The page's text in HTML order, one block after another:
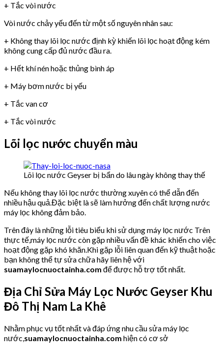
+ Tắc vòi nước
Vòi nước chảy yếu đến từ một số nguyên nhân sau:
+ Không thay lõi lọc nước định kỳ khiến lõi lọc hoạt động kém
không cung cấp đủ nước đầu ra.
+ Hết khí nén hoặc thủng bình áp
+ Máy bơm nước bị yếu
+ Tắc van cơ
+ Tắc vòi nước
Lõi lọc nước chuyển màu
Lõi lọc nước Geyser bị bẩn do lâu ngày không thay thế
Nếu không thay lõi lọc nước thường xuyên có thể dẫn đến
nhiều hậu quả.Đặc biệt là sẽ làm hưởng đến chất lượng nước
máy lọc không đảm bảo.
Trên đây là những lỗi tiêu biểu khi sử dụng máy lọc nước Trên
thực tế,máy lọc nước còn gặp nhiều vấn đề khác khiến cho việc
hoạt động gặp khó khăn.Khi gặp lỗi liên quan đến kỹ thuật hoặc
bạn không thể tự sửa chữa hãy liên hệ với
suamaylocnuoctainha.com để được hỗ trợ tốt nhất.
Địa Chỉ Sửa Máy Lọc Nước Geyser Khu
Đô Thị Nam La Khê
Nhằm phục vụ tốt nhất và đáp ứng nhu cầu sửa máy lọc
nước, suamaylocnuoctainha.com hiện có cơ sở